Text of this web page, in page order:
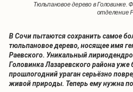
Тюльпановое дерево в Головинке.
отделение
В Сочи пытаются сохранить самое
тюльпановое дерево, носящее имя
Раевского. Уникальный
Головинка Лазаревского района уже
прошлогодний ураган серьёзно
живой природы. Теперь ему нужна